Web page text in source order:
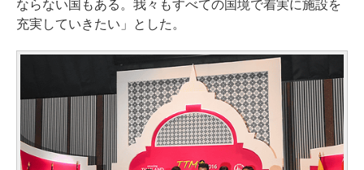
ならない国もある。我々もすべての国境で着実に施設を
充実していきたい」とした。